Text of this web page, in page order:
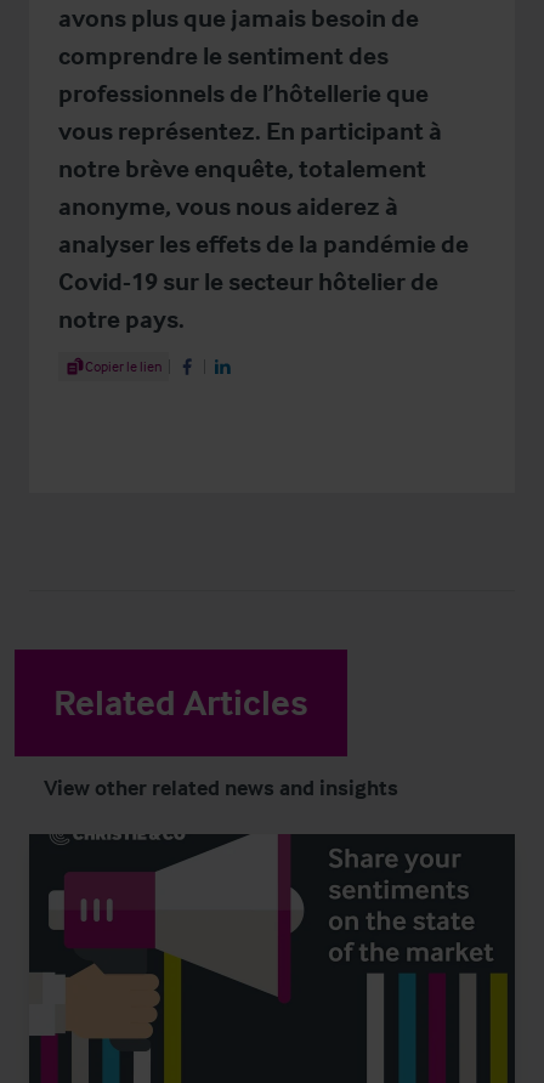
avons plus que jamais besoin de
comprendre le sentiment des
professionnels de l’hôtellerie que
vous représentez. En participant à
notre brève enquête, totalement
anonyme, vous nous aiderez à
analyser les effets de la pandémie de
Covid-19 sur le secteur hôtelier de
notre pays.
Share Article
Copier le lien Share on Facebook
Share on LinkedIn
Related Articles
View other related news and insights